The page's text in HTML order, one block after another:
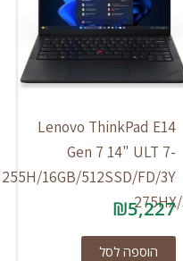
Lenovo ThinkPad E14
Gen 7 14" ULT 7-
255H/16GB/512SSD/FD/3Y
₪5,227
הוספה לסל